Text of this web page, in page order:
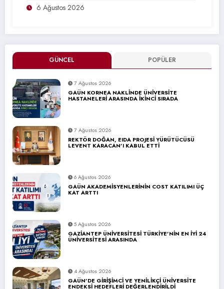
GÜNCEL POPÜLER
7 Ağustos 2026
GAÜN KORNEA NAKLİNDE ÜNİVERSİTE
HASTANELERİ ARASINDA İKİNCİ SIRADA
7 Ağustos 2026
REKTÖR DOĞAN, EIDA PROJESİ YÜRÜTÜCÜSÜ
LEVENT KARACAN’I KABUL ETTİ
6 Ağustos 2026
GAÜN AKADEMİSYENLERİNİN COST KATILIMI ÜÇ
KAT ARTTI
5 Ağustos 2026
GAZİANTEP ÜNİVERSİTESİ TÜRKİYE’NİN EN İYİ 24
ÜNİVERSİTESİ ARASINDA
4 Ağustos 2026
GAÜN’DE GİRİŞİMCİ VE YENİLİKÇİ ÜNİVERSİTE
ENDEKSİ HEDEFLERİ DEĞERLENDİRİLDİ
6 Ağustos 2026